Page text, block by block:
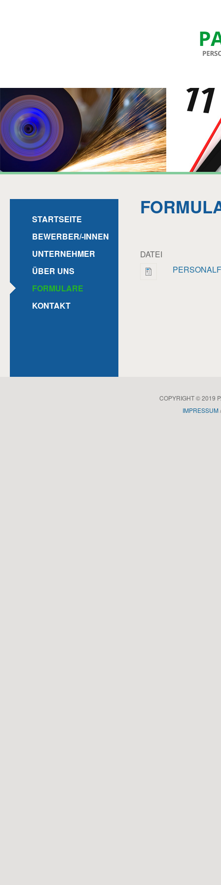
DATEI
STARTSEITE
BEWERBER/-INNEN
UNTERNEHMER
ÜBER UNS
FORMULARE
KONTAKT
COPYRIGHT © 2019
IMPRESSUM